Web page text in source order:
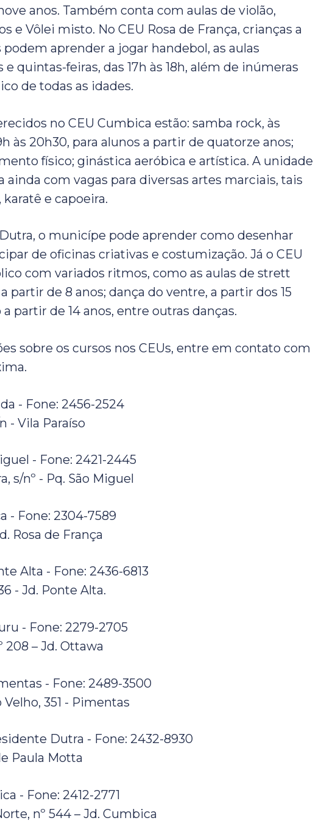
anos. Também conta com aulas de violão,
e Vôlei misto. No CEU Rosa de França, crianças a
aprender a jogar handebol, as aulas
quintas-feiras, das 17h às 18h, além de inúmeras
de todas as idades.
no CEU Cumbica estão: samba rock, às
às 20h30, para alunos a partir de quatorze anos;
físico; ginástica aeróbica e artística. A unidade
ainda com vagas para diversas artes marciais, tais
e capoeira.
o municípe pode aprender como desenhar
de oficinas criativas e costumização. Já o CEU
com variados ritmos, como as aulas de strett
partir de 8 anos; dança do ventre, a partir dos 15
a partir de 14 anos, entre outras danças.
sobre os cursos nos CEUs, entre em contato com
- Fone: 2456-2524
- Vila Paraíso
- Fone: 2421-2445
s/nº - Pq. São Miguel
- Fone: 2304-7589
Rosa de França
Alta - Fone: 2436-6813
- Jd. Ponte Alta.
- Fone: 2279-2705
208 – Jd. Ottawa
- Fone: 2489-3500
351 - Pimentas
Dutra - Fone: 2432-8930
Paula Motta
- Fone: 2412-2771
nº 544 – Jd. Cumbica